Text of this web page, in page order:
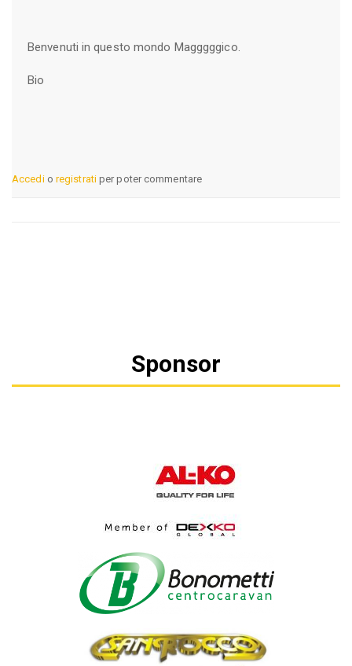
Benvenuti in questo mondo Magggggico.
Bio
Accedio registratiper poter commentare
Sponsor